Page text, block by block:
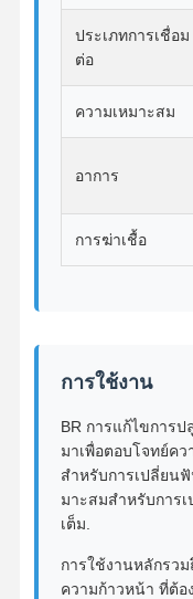
สะพานเซอร์โคเนีย
อุปกรณ์การรักษาฟั
โปรเทชชั่นบางส่ว
เครื่องประกอบฟันที่
รีเทนเนอร์จัดฟัน
เฝือกสบฟัน
ป้องกันปาก
เครื่องขยายฟัน
โปรแกรม ปลูกฟัน
ประเภทการเชื่อม
ต่อ
ความเหมาะสม
อาการ
การฆ่าเชื้อ
การใช้งาน
BR การแก้ไขการ
มาเพื่อตอบโจทย์ค
สําหรับการเปลี่ยน
มาะสมสําหรับการ
เต็ม.
การใช้งานหลักรว
ความก้าวหน้า ที่ต้อ